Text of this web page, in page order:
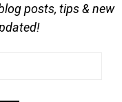
posts, tips & new